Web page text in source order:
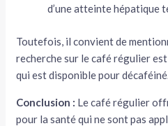
d’une atteinte hépatique
Toutefois, il convient de
recherche sur le café régulier
qui est disponible pour
Conclusion : Le café régulier
pour la santé qui ne sont pas